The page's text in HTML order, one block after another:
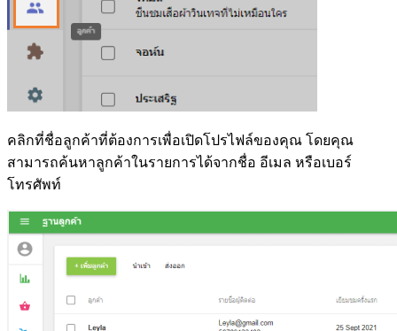
คลิกที่ชื่อลูกค้าที่ต้องการเพื่อเปิดโปรไฟล์ของคุณ โดยคุณ
สามารถค้นหาลูกค้าในรายการได้จากชื่อ อีเมล หรือเบอร์
โทรศัพท์